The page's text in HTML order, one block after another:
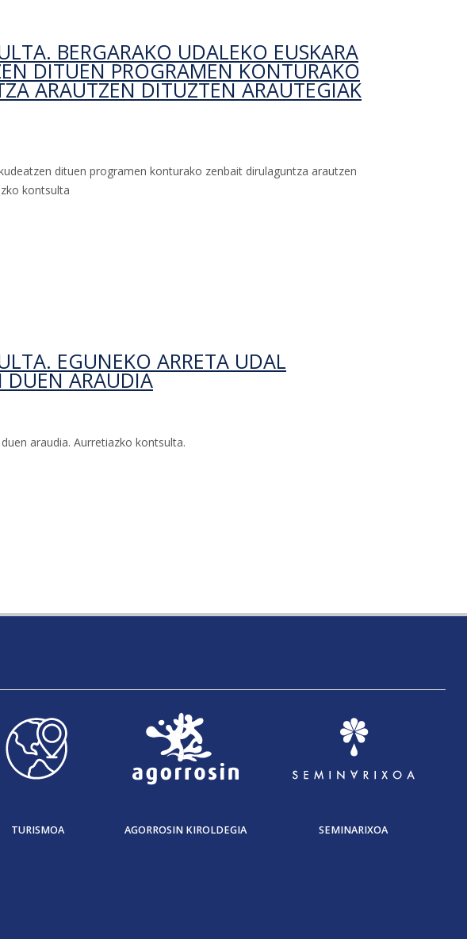
BERGARAKO UDALEKO EUSKARA
DITUEN PROGRAMEN KONTURAKO
ARAUTZEN DITUZTEN ARAUTEGIAK
dituen programen konturako zenbait dirulaguntza arautzen
kontsulta
Bergarako Udaleko Euskara Zerbitzuak kudeatzen dituen programen
EGUNEKO ARRETA UDAL
DUEN ARAUDIA
araudia. Aurretiazko kontsulta.
Eguneko arreta Udal zerbitzua arautzen duen araudia-ri buruz
TURISMOA AGORROSIN KIROLDEGIA SEMINARIXOA